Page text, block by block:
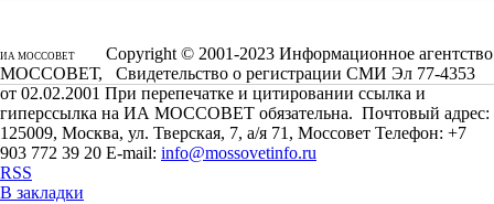
ИА МОССОВЕТ
Copyright © 2001-2023 Информационное агентство
МОССОВЕТ, Свидетельство о регистрации СМИ Эл 77-4353
от 02.02.2001 При перепечатке и цитировании ссылка и
гиперссылка на ИА МОССОВЕТ обязательна. Почтовый адрес:
125009, Москва, ул. Тверская, 7, а/я 71, Моссовет Телефон: +7
903 772 39 20 E-mail: info@mossovetinfo.ru
RSS
В закладки